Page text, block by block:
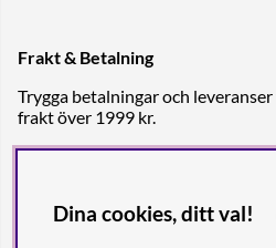
Frakt & Betalning
Trygga betalningar och
frakt över 1999 kr.
Dina cookies, ditt val!